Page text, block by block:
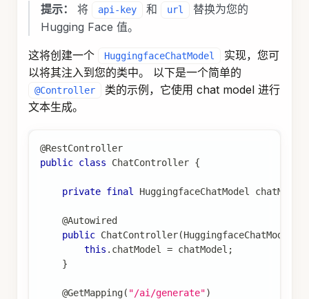
提示： 将 api-key 和 url
替换为您的
Hugging Face 值。
这将创建一个 HuggingfaceChatModel
实现，您可
以将其注入到您的类中。 以下是一个简单的
@Controller
类的示例，它使用 chat model 进行
文本生成。
@RestController
public class ChatController {
private final HuggingfaceChatModel chatModel
@Autowired
public ChatController(HuggingfaceChatModel
this . chatModel = chatModel ;
}
@GetMapping( "/ai/generate")